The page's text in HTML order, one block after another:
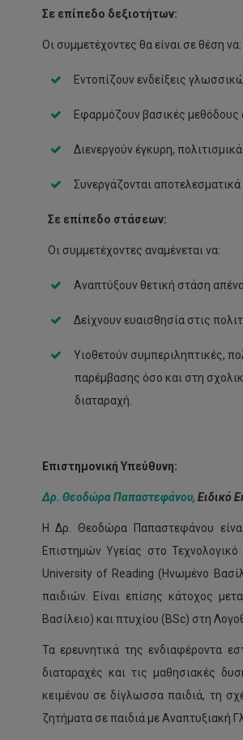
Σε επίπεδο δεξιοτήτων:
Οι συμμετέχοντες θα είναι σε θέση να:
Εντοπίζουν ενδείξεις
Εφαρμόζουν βασικές μεθόδους
Διενεργούν έγκυρη,
Συνεργάζονται
Σε επίπεδο στάσεων:
Οι συμμετέχοντες αναμένεται να:
Αναπτύξουν θετική στάση
Δείχνουν ευαισθησία στις
Υιοθετούν συμπεριληπτικές,
παρέμβασης όσο και στη
διαταραχή.
Επιστημονική Υπεύθυνη:
Δρ. Θεοδώρα Παπαστεφάνου, Ειδικό
Η Δρ. Θεοδώρα Παπαστεφάνου
Επιστημών Υγείας στο
University of Reading (Ηνωμένο
παιδιών. Είναι επίσης κάτοχος
Βασίλειο) και πτυχίου (BSc) στη
Τα ερευνητικά της ενδιαφέροντα
διαταραχές και τις μαθησιακές
κειμένου σε δίγλωσσα παιδιά, τη
ζητήματα σε παιδιά με Αναπτυξιακή